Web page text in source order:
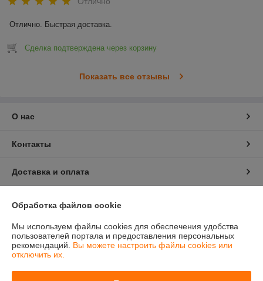
Отлично. Быстрая доставка.
Сделка подтверждена через корзину
Показать все отзывы
О нас
Контакты
Доставка и оплата
Полная версия сайта
Политика обработки cookies
Обработка файлов cookie
Мы используем файлы cookies для обеспечения удобства
пользователей портала и предоставления персональных
рекомендаций. Вы можете настроить файлы cookies или
отключить их.